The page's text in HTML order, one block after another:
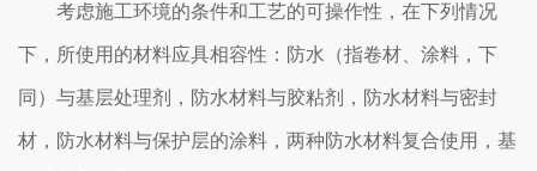
考虑施工环境的条件和工艺的可操作性，在下列情况
下，所使用的材料应具相容性：防水（指卷材、涂料，下
同）与基层处理剂，防水材料与胶粘剂，防水材料与密封
材，防水材料与保护层的涂料，两种防水材料复合使用，基